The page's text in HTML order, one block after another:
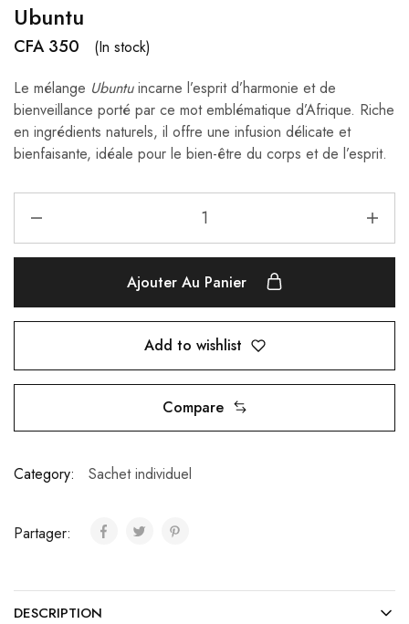
Ubuntu
CFA350
(In stock)
Le mélange Ubuntuincarne l’esprit d’harmonie et de
bienveillance porté par ce mot emblématique d’Afrique. Riche
en ingrédients naturels, il offre une infusion délicate et
bienfaisante, idéale pour le bien-être du corps et de l’esprit.
Ajouter Au Panier
Add to wishlist
Compare
Category: Sachet individuel
Partager:
DESCRIPTION